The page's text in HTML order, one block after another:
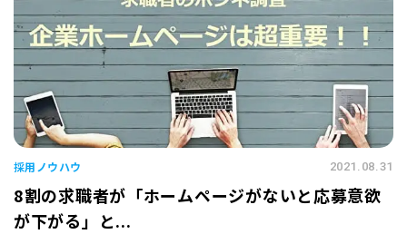
採用ノウハウ 2021.08.31
8割の求職者が「ホームページがないと応募意欲
が下がる」と...